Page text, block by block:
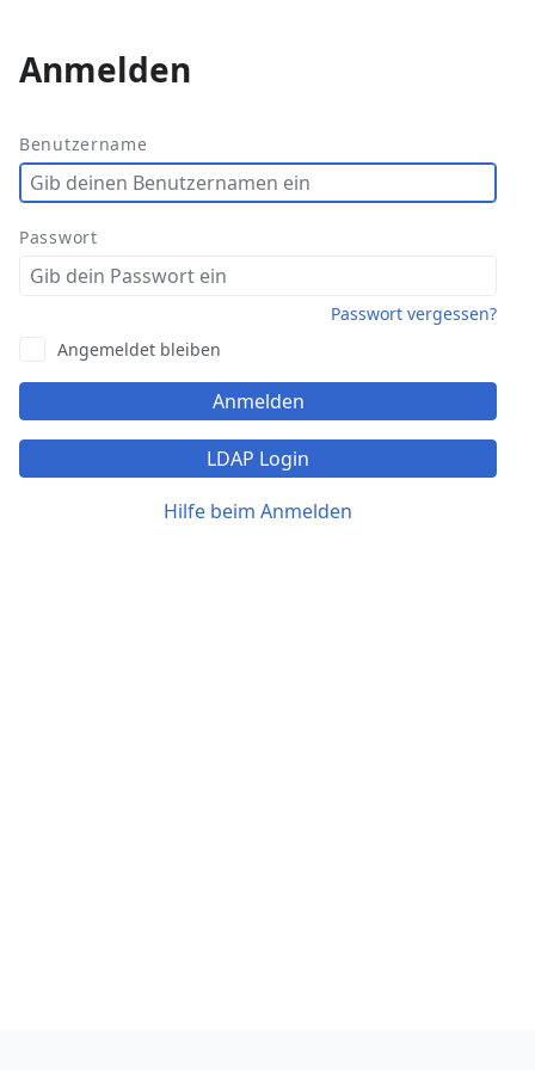
Anmelden
Benutzername
Passwort
Angemeldet bleiben
Anmelden
LDAP Login
Hilfe beim Anmelden
Passwort vergessen?